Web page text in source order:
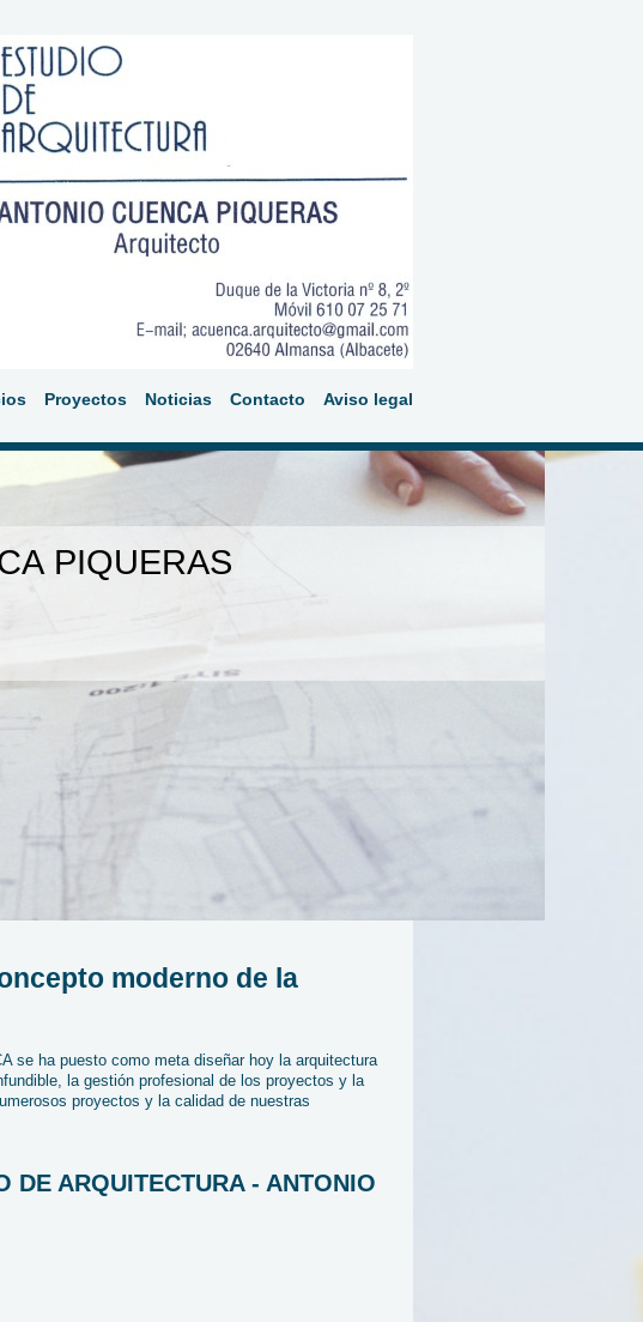
Proyectos Noticias Contacto Aviso legal
PIQUERAS
moderno de la
se ha puesto como meta diseñar hoy la arquitectura
la gestión profesional de los proyectos y la
proyectos y la calidad de nuestras
ARQUITECTURA - ANTONIO